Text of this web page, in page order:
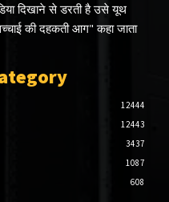
दिखाने से डरती है उसे यूथ
की दहकती आग" कहा जाता
12444
12443
3437
1087
608